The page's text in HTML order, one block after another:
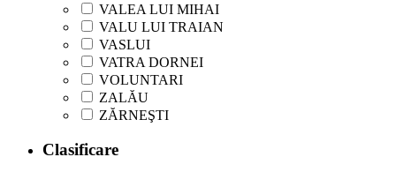
VALEA LUI MIHAI
VALU LUI TRAIAN
VASLUI
VATRA DORNEI
VOLUNTARI
ZALĂU
ZĂRNEŞTI
Clasificare